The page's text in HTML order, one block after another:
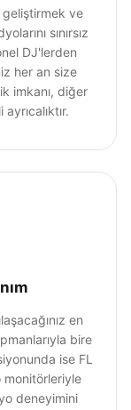
ve
sınırsız
DJ'lerden
her an size
imkanı, diğer
en
bire
ise FL
monitörleriyle
deneyimini